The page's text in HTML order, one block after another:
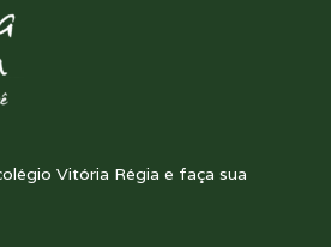
Vitória Régia e faça sua